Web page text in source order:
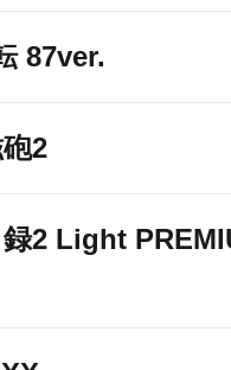
87ver.
2
2 Light